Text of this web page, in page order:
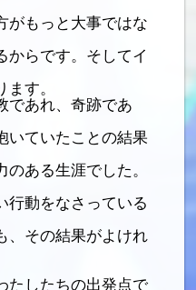
がもっと大事ではな
からです。そしてイ
す。
であれ、奇跡であ
いていたことの結果
のある生涯でした。
行動をなさっている
、その結果がよけれ
たしたちの出発点で